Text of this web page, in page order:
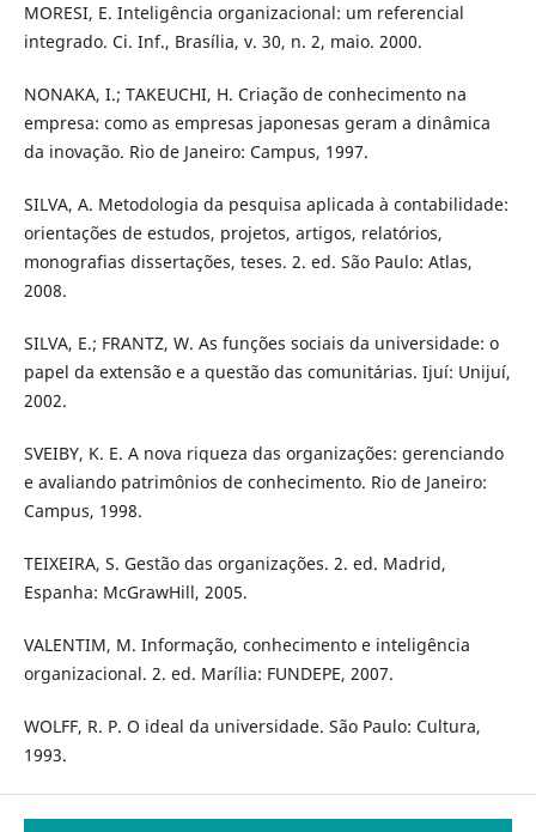
MORESI, E. Inteligência organizacional: um referencial
integrado. Ci. Inf., Brasília, v. 30, n. 2, maio. 2000.
NONAKA, I.; TAKEUCHI, H. Criação de conhecimento na
empresa: como as empresas japonesas geram a dinâmica
da inovação. Rio de Janeiro: Campus, 1997.
SILVA, A. Metodologia da pesquisa aplicada à contabilidade:
orientações de estudos, projetos, artigos, relatórios,
monografias dissertações, teses. 2. ed. São Paulo: Atlas,
2008.
SILVA, E.; FRANTZ, W. As funções sociais da universidade: o
papel da extensão e a questão das comunitárias. Ijuí: Unijuí,
2002.
SVEIBY, K. E. A nova riqueza das organizações: gerenciando
e avaliando patrimônios de conhecimento. Rio de Janeiro:
Campus, 1998.
TEIXEIRA, S. Gestão das organizações. 2. ed. Madrid,
Espanha: McGrawHill, 2005.
VALENTIM, M. Informação, conhecimento e inteligência
organizacional. 2. ed. Marília: FUNDEPE, 2007.
WOLFF, R. P. O ideal da universidade. São Paulo: Cultura,
1993.